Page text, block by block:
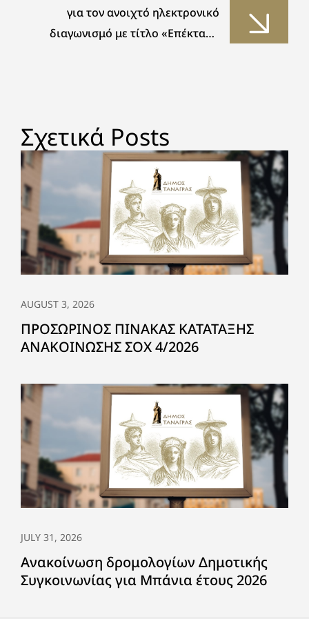
για τον ανοιχτό ηλεκτρονικό
διαγωνισμό με τίτλο «Επέκταση
Σχετικά Posts
AUGUST 3, 2026
ΠΡΟΣΩΡΙΝΟΣ ΠΙΝΑΚΑΣ ΚΑΤΑΤΑΞΗΣ
ΑΝΑΚΟΙΝΩΣΗΣ ΣΟΧ 4/2026
JULY 31, 2026
Ανακοίνωση δρομολογίων Δημοτικής
Συγκοινωνίας για Μπάνια έτους 2026